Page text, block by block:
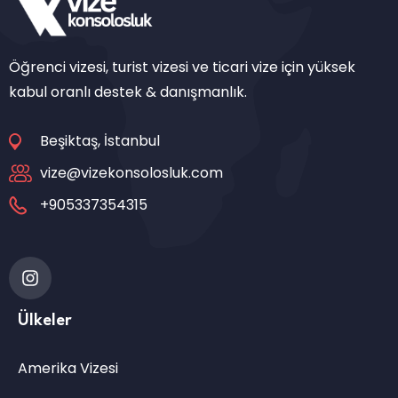
Öğrenci vizesi, turist vizesi ve ticari vize için yüksek
kabul oranlı destek & danışmanlık.
Beşiktaş, İstanbul
vize@vizekonsolosluk.com
+905337354315
Ülkeler
Amerika Vizesi